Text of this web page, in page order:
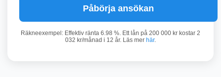
Påbörja ansökan
Räkneexempel: Effektiv ränta 6.98 %. Ett lån på 200 000 kr kostar 2
032 kr/månad i 12 år. Läs mer här.